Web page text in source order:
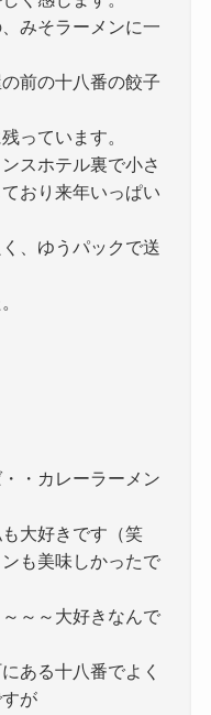
みそラーメンに一
前の十八番の餃子
っています。
スホテル裏で小さ
おり来年いっぱい
、ゆうパックで送
・カレーラーメン
大好きです（笑
も美味しかったで
～～大好きなんで
ある十八番でよく
が